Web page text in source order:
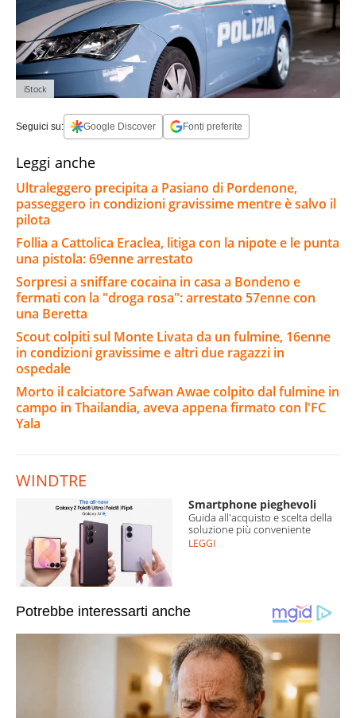
iStock
Seguici su: Google Discover Fonti preferite
Leggi anche
Ultraleggero precipita a Pasiano di Pordenone,
passeggero in condizioni gravissime mentre è salvo il
pilota
Follia a Cattolica Eraclea, litiga con la nipote e le punta
una pistola: 69enne arrestato
Sorpresi a sniffare cocaina in casa a Bondeno e
fermati con la "droga rosa": arrestato 57enne con
una Beretta
Scout colpiti sul Monte Livata da un fulmine, 16enne
in condizioni gravissime e altri due ragazzi in
ospedale
Morto il calciatore Safwan Awae colpito dal fulmine in
campo in Thailandia, aveva appena firmato con l'FC
Yala
WINDTRE
Smartphone pieghevoli
Guida all'acquisto e scelta della
soluzione più conveniente
LEGGI